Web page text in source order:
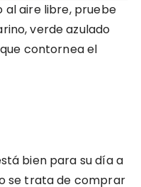
al aire libre, pruebe
verde azulado
contornea el
bien para su día a
se trata de comprar